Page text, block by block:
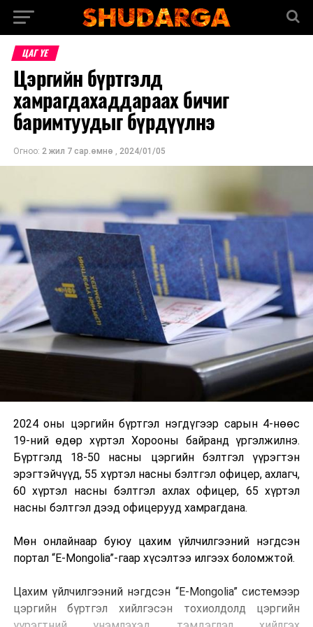
ЦАГ ҮЕ
Цэргийн бүртгэлд
хамрагдахаддараах бичиг
баримтуудыг бүрдүүлнэ
Огноо: 2 жил 7 сар.өмнө , 2024/01/05
2024 оны цэргийн бүртгэл нэгдүгээр сарын 4-нөөс
19-ний өдөр хүртэл Хорооны байранд үргэлжилнэ.
Бүртгэлд 18-50 насны цэргийн бэлтгэл үүрэгтэн
эрэгтэйчүүд, 55 хүртэл насны бэлтгэл офицер, ахлагч,
60 хүртэл насны бэлтгэл ахлах офицер, 65 хүртэл
насны бэлтгэл дээд офицерууд хамрагдана.
Мөн онлайнаар буюу цахим үйлчилгээний нэгдсэн
портал “E-Mongolia”-гаар хүсэлтээ илгээх боломжтой.
Цахим үйлчилгээний нэгдсэн “E-Mongolia” системээр
цэргийн бүртгэл хийлгэсэн тохиолдолд цэргийн